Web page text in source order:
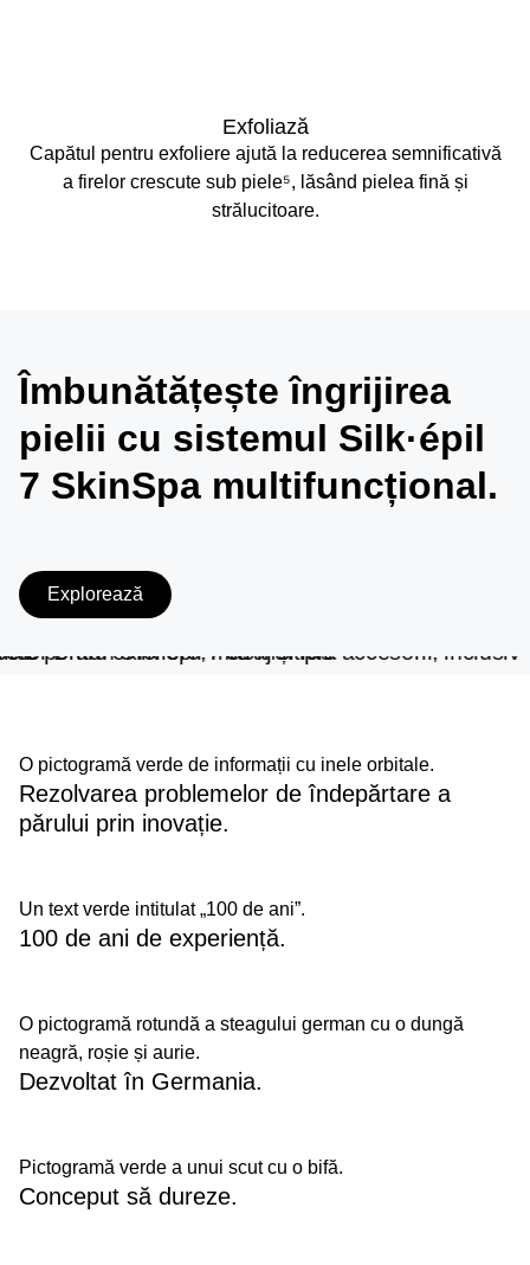
Exfoliază
Capătul pentru exfoliere ajută la reducerea semnificativă
a firelor crescute sub piele⁵, lăsând pielea fină și
strălucitoare.
Îmbunătățește îngrijirea
pielii cu sistemul ‭‬Silk·épil
7 ‭‬SkinSpa multifuncțional.
Explorează
O pictogramă verde de informații cu inele orbitale.
Rezolvarea problemelor de îndepărtare a
părului prin inovație.
Un text verde intitulat „100 de ani”.
100 de ani de experiență.
O pictogramă rotundă a steagului german cu o dungă
neagră, roșie și aurie.
Dezvoltat în Germania.
Pictogramă verde a unui scut cu o bifă.
Conceput să dureze.